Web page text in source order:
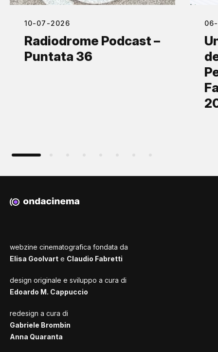
10-07-2026
Radiodrome Podcast –
Puntata 36
webzine cinematografica fondata da
Elisa Goolvart e Claudio Fabretti
design originale e sviluppo a cura di
Edoardo M. Cappuccio
redesign a cura di
Gabriele Brombin
Anna Quaranta